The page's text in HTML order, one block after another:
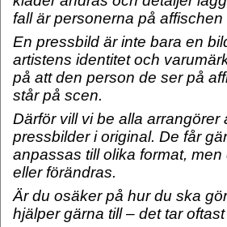
fall är personerna på
En pressbild är inte bara en
artistens identitet och
på att den person de ser på
står på scen.
Därför vill vi be alla arrangörer
pressbilder i original. De får
anpassas till olika format,
eller förändras.
Är du osäker på hur du ska
hjälper gärna till – det tar